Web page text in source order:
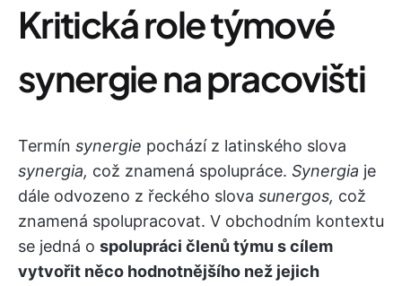
Kritická role týmové
synergie na pracovišti
Termín synergie pochází z latinského slova
synergia, což znamená spolupráce. Synergia je
dále odvozeno z řeckého slova sunergos, což
znamená spolupracovat. V obchodním kontextu
se jedná o spolupráci členů týmu s cílem
vytvořit něco hodnotnějšího než jejich